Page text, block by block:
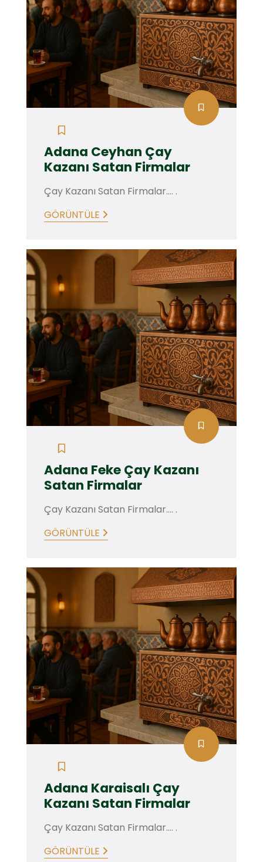
Adana Ceyhan Çay
Kazanı Satan Firmalar
Çay Kazanı Satan Firmalar.... .
GÖRÜNTÜLE
Adana Feke Çay Kazanı
Satan Firmalar
Çay Kazanı Satan Firmalar.... .
GÖRÜNTÜLE
Adana Karaisalı Çay
Kazanı Satan Firmalar
Çay Kazanı Satan Firmalar.... .
GÖRÜNTÜLE